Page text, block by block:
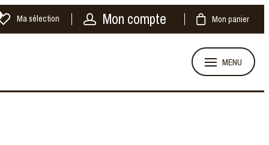
Ma sélection Mon compte Mon panier
MENU